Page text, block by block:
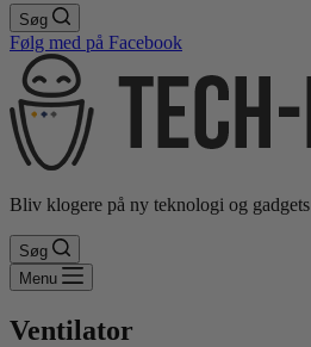
Søg
Følg med på Facebook
Bliv klogere på ny teknologi og gadgets
Søg
Menu
Ventilator